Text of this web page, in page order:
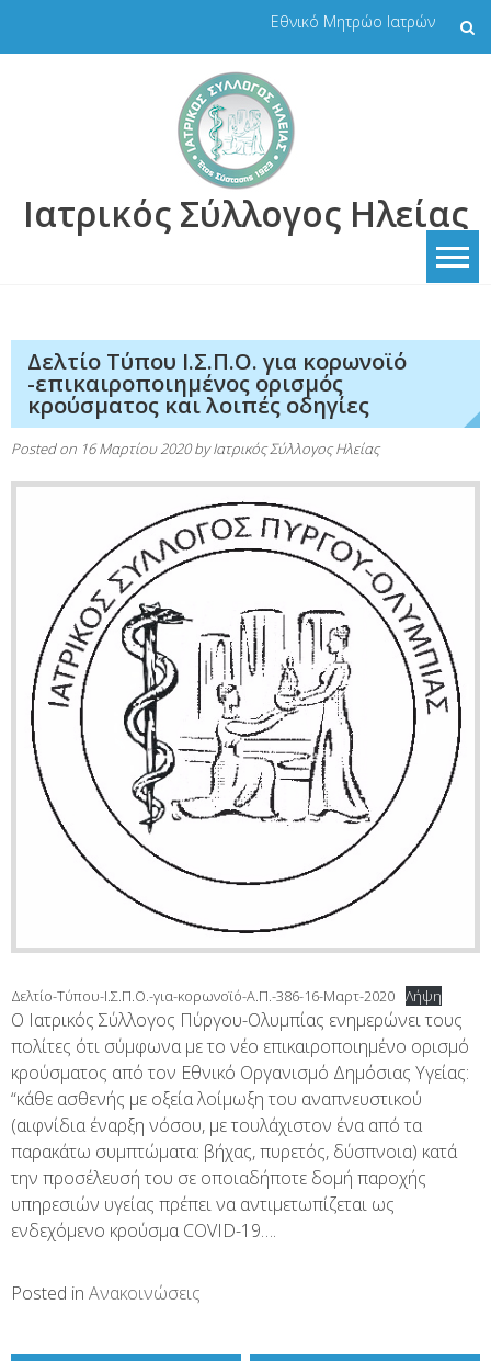
Εθνικό Μητρώο Ιατρών
Ιατρικός Σύλλογος Ηλείας
Δελτίο Τύπου Ι.Σ.Π.Ο. για κορωνοϊό
-επικαιροποιημένος ορισμός
κρούσματος και λοιπές οδηγίες
Posted on 16 Μαρτίου 2020byΙατρικός Σύλλογος Ηλείας
Δελτίο-Τύπου-Ι.Σ.Π.Ο.-για-κορωνοϊό-Α.Π.-386-16-Μαρτ-2020 Λήψη
Ο Ιατρικός Σύλλογος Πύργου-Ολυμπίας ενημερώνει τους
πολίτες ότι σύμφωνα με το νέο επικαιροποιημένο ορισμό
κρούσματος από τον Εθνικό Οργανισμό Δημόσιας Υγείας:
“κάθε ασθενής με οξεία λοίμωξη του αναπνευστικού
(αιφνίδια έναρξη νόσου, με τουλάχιστον ένα από τα
παρακάτω συμπτώματα: βήχας, πυρετός, δύσπνοια) κατά
την προσέλευσή του σε οποιαδήποτε δομή παροχής
υπηρεσιών υγείας πρέπει να αντιμετωπίζεται ως
ενδεχόμενο κρούσμα COVID-19….
Posted in Ανακοινώσεις
Πλοήγηση